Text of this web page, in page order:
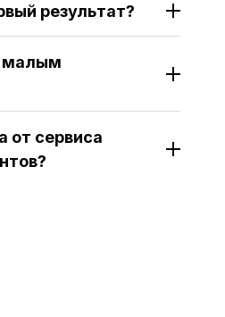
результат?
малым
от сервиса